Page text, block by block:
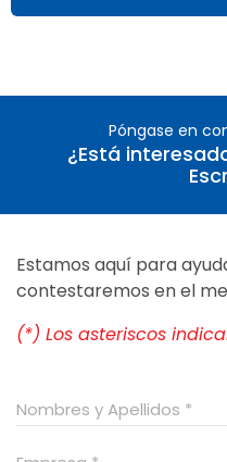
Póngase en
¿Está
Estamos aquí para
contestaremos en el
(*) Los asteriscos